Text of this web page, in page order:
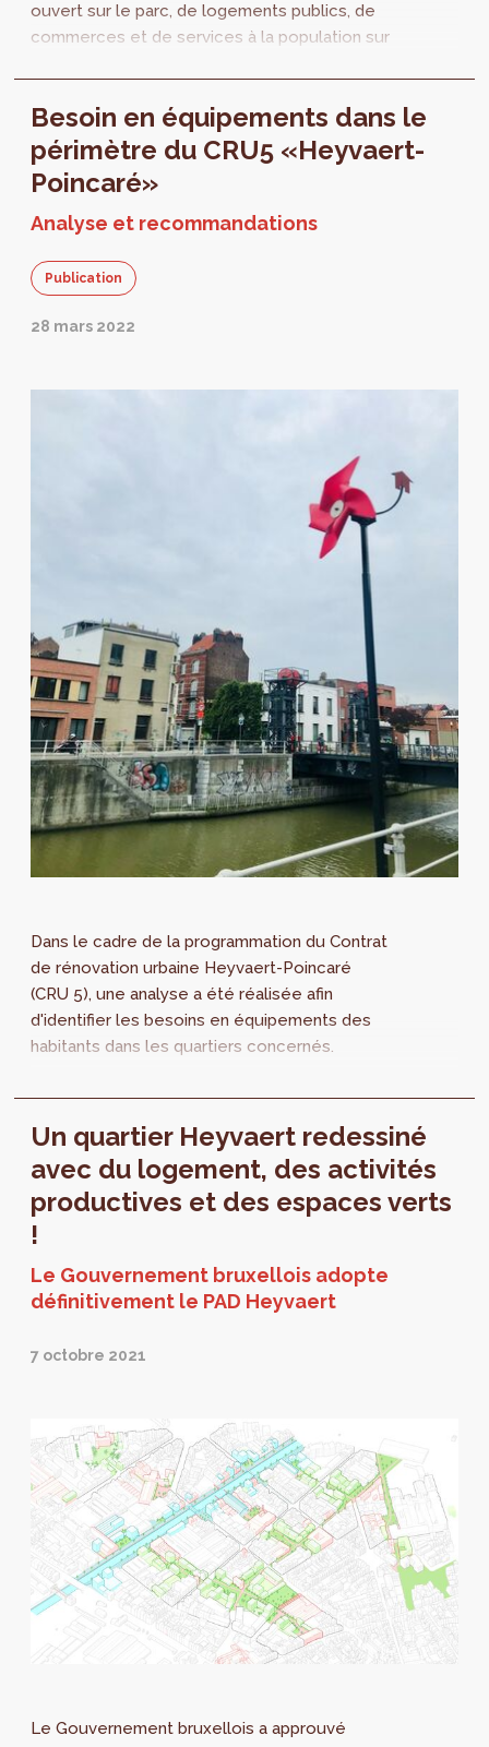
ouvert sur le parc, de logements publics, de
commerces et de services à la population sur
Besoin en équipements dans le
périmètre du CRU5 «Heyvaert-
Poincaré»
Analyse et recommandations
Publication
28 mars 2022
Dans le cadre de la programmation du Contrat
de rénovation urbaine Heyvaert-Poincaré
(CRU 5), une analyse a été réalisée afin
d'identifier les besoins en équipements des
habitants dans les quartiers concernés.
Un quartier Heyvaert redessiné
avec du logement, des activités
productives et des espaces verts
!
Le Gouvernement bruxellois adopte
définitivement le PAD Heyvaert
7 octobre 2021
Le Gouvernement bruxellois a approuvé